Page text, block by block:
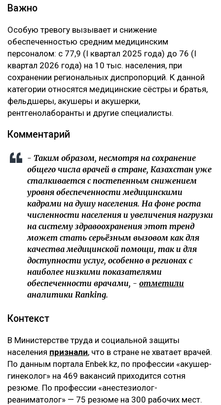
Важно
Особую тревогу вызывает и снижение
обеспеченностью средним медицинским
персоналом: с 77,9 (I квартал 2025 года) до 76 (I
квартал 2026 года) на 10 тыс. населения, при
сохранении региональных диспропорций. К данной
категории относятся медицинские сёстры и братья,
фельдшеры, акушеры и акушерки,
рентгенолаборанты и другие специалисты.
Комментарий
- Таким образом, несмотря на сохранение
общего числа врачей в стране, Казахстан уже
сталкивается с постепенным снижением
уровня обеспеченности медицинскими
кадрами на душу населения. На фоне роста
численности населения и увеличения нагрузки
на систему здравоохранения этот тренд
может стать серьёзным вызовом как для
качества медицинской помощи, так и для
доступности услуг, особенно в регионах с
наиболее низкими показателями
обеспеченности врачами, - отметили
аналитики Ranking.
Контекст
В Министерстве труда и социальной защиты
населения признали, что в стране не хватает врачей.
По данным портала Enbek.kz, по профессии «акушер-
гинеколог» на 469 вакансий приходится сотня
резюме. По профессии «анестезиолог-
реаниматолог» — 75 резюме на 300 рабочих мест.